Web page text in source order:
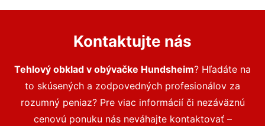
Kontaktujte nás
Tehlový obklad v obývačke Hundsheim? Hľadáte na
to skúsených a zodpovedných profesionálov za
rozumný peniaz? Pre viac informácií či nezáväznú
cenovú ponuku nás neváhajte kontaktovať –